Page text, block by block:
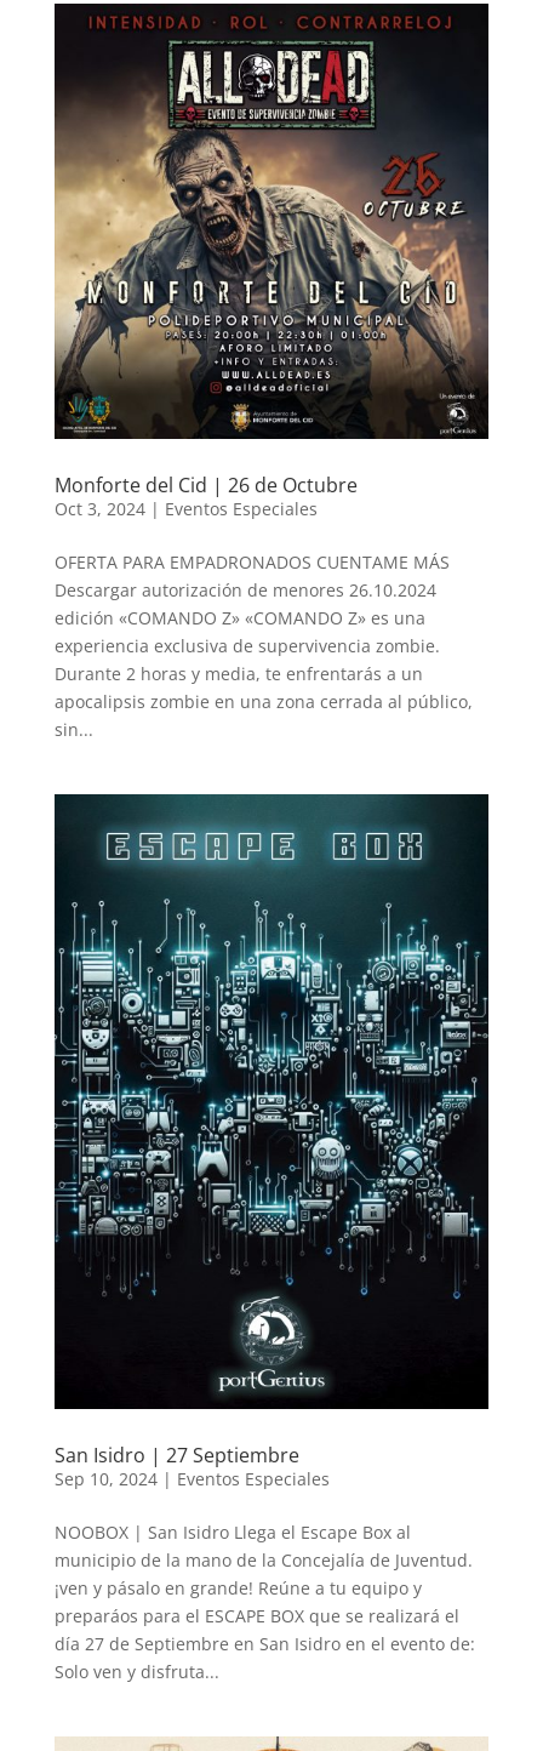
Monforte del Cid | 26 de Octubre
Oct 3, 2024| Eventos Especiales
OFERTA PARA EMPADRONADOS CUENTAME MÁS
Descargar autorización de menores 26.10.2024
edición «COMANDO Z» «COMANDO Z» es una
experiencia exclusiva de supervivencia zombie.
Durante 2 horas y media, te enfrentarás a un
apocalipsis zombie en una zona cerrada al público,
sin...
San Isidro | 27 Septiembre
Sep 10, 2024| Eventos Especiales
NOOBOX | San Isidro Llega el Escape Box al
municipio de la mano de la Concejalía de Juventud.
¡ven y pásalo en grande! Reúne a tu equipo y
preparáos para el ESCAPE BOX que se realizará el
día 27 de Septiembre en San Isidro en el evento de:
Solo ven y disfruta...